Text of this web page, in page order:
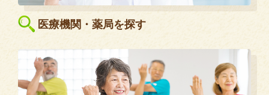
医療機関・薬局を探す